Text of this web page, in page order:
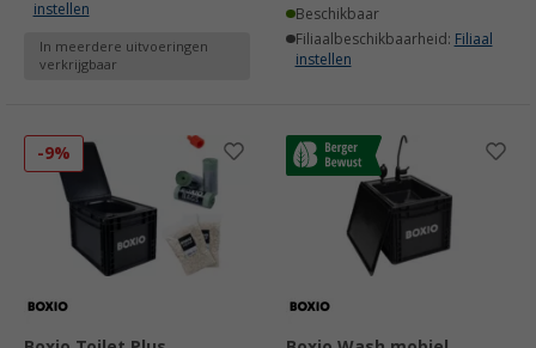
instellen
In meerdere uitvoeringen
verkrijgbaar
Beschikbaar
Filiaalbeschikbaarheid: Filiaal
instellen
-9%